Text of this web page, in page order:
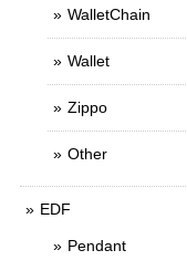
WalletChain
Wallet
Zippo
Other
EDF
Pendant